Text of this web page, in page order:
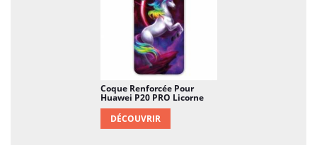
Coque Renforcée Pour
Huawei P20 PRO Licorne
DÉCOUVRIR